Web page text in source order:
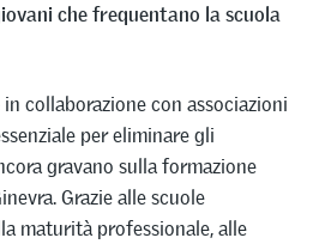
che frequentano la scuola
collaborazione con associazioni
per eliminare gli
gravano sulla formazione
Grazie alle scuole
maturità professionale, alle